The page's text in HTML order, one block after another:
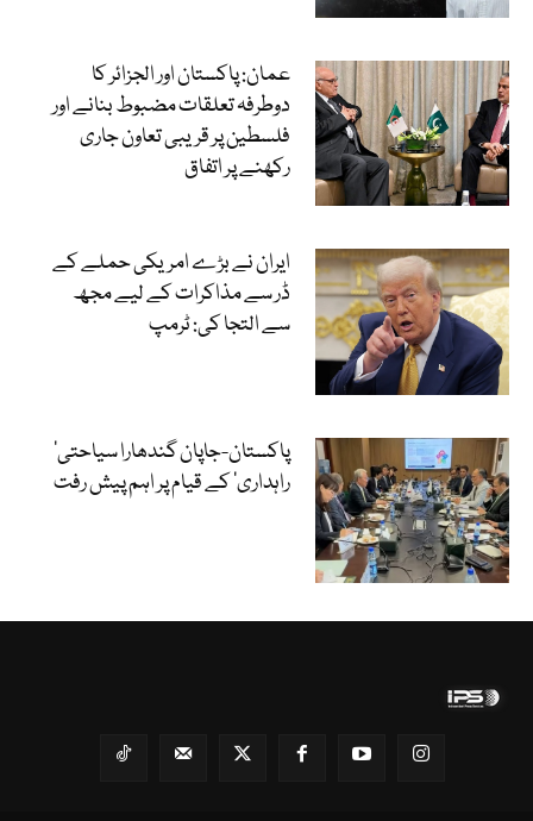
عمان: پاکستان اور الجزائر کا
دوطرفہ تعلقات مضبوط بنانے اور
فلسطین پر قریبی تعاون جاری
رکھنے پر اتفاق
ایران نے بڑے امریکی حملے کے
ڈر سے مذاکرات کے لیے مجھ
سے التجا کی: ٹرمپ
‘پاکستان-جاپان گندھارا سیاحتی
راہداری’ کے قیام پر اہم پیش رفت